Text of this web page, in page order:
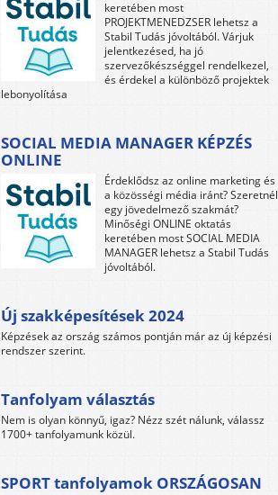
keretében most
PROJEKTMENEDZSER lehetsz a
Stabil Tudás jóvoltából. Várjuk
jelentkezésed, ha jó
szervezőkészséggel rendelkezel,
és érdekel a különböző projektek
lebonyolítása
SOCIAL MEDIA MANAGER KÉPZÉS
ONLINE
Érdeklődsz az online marketing és
a közösségi média iránt? Szeretnél
egy jövedelmező szakmát?
Minőségi ONLINE oktatás
keretében most SOCIAL MEDIA
MANAGER lehetsz a Stabil Tudás
jóvoltából.
Új szakképesítések 2024
Képzések az ország számos pontján már az új képzési
rendszer szerint.
Tanfolyam választás
Nem is olyan könnyű, igaz? Nézz szét nálunk, válassz
1700+ tanfolyamunk közül.
SPORT tanfolyamok ORSZÁGOSAN